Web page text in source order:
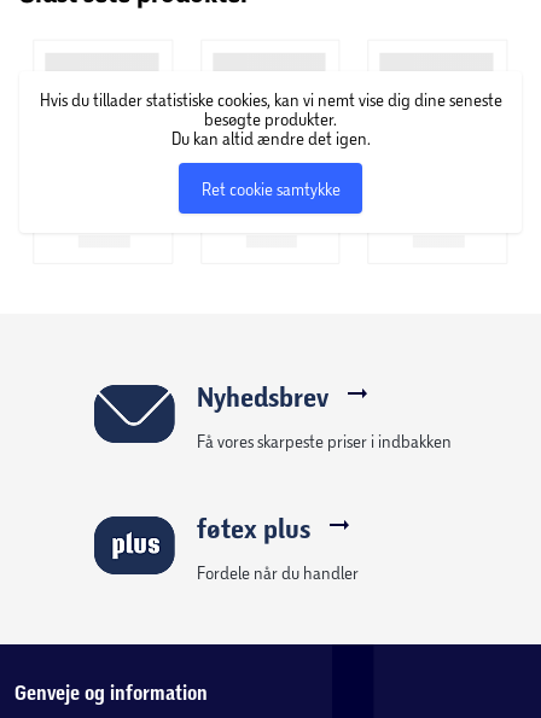
og hende. De velduftende parfumer fås blandt andet i
serierne 24K Eau de Toillette, Scentique Fiori Eau de
Parfum og Sagíni Eau de Toilette.
Hvis du tillader statistiske cookies, kan vi nemt vise dig dine seneste
besøgte produkter.
Du kan altid ændre det igen.
Ret cookie samtykke
Nyhedsbrev
Få vores skarpeste priser i indbakken
føtex plus
Fordele når du handler
Genveje og information